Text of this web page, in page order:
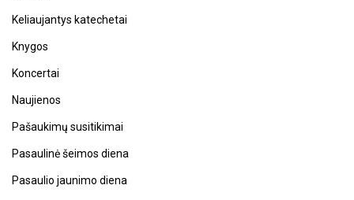
Keliaujantys katechetai
Knygos
Koncertai
Naujienos
Pašaukimų susitikimai
Pasaulinė šeimos diena
Pasaulio jaunimo diena